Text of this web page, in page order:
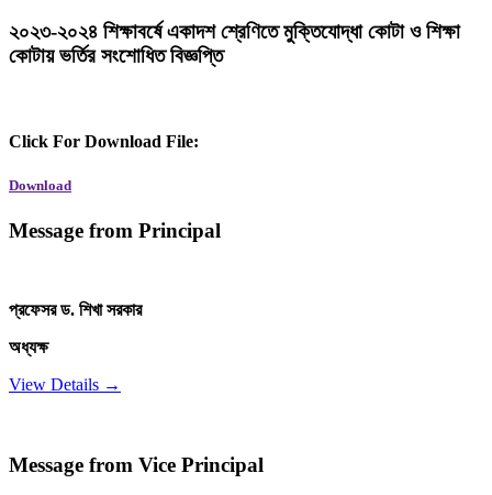
২০২৩-২০২৪ শিক্ষাবর্ষে একাদশ শ্রেণিতে মুক্তিযোদ্ধা কোটা ও শিক্ষা
কোটায় ভর্তির সংশোধিত বিজ্ঞপ্তি
Click For Download File:
Download
Message from Principal
প্রফেসর ড. শিখা সরকার
অধ্যক্ষ
View Details →
Message from Vice Principal